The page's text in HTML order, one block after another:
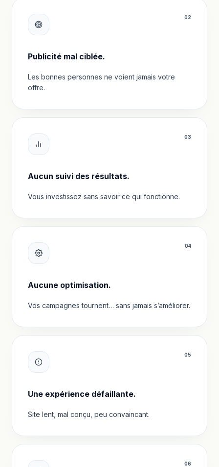
02
Publicité mal ciblée.
Les bonnes personnes ne voient jamais votre
offre.
03
Aucun suivi des résultats.
Vous investissez sans savoir ce qui fonctionne.
04
Aucune optimisation.
Vos campagnes tournent… sans jamais s’améliorer.
05
Une expérience défaillante.
Site lent, mal conçu, peu convaincant.
06